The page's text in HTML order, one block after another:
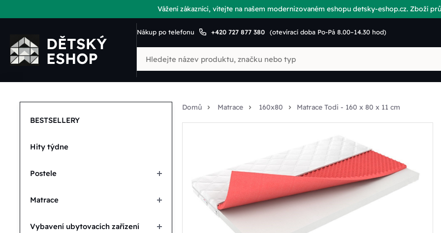
Vážení zákazníci, vítejte na našem modernizovaném eshopu detsky-eshop.cz. Zboží
Nákup po telefonu +420 727 877 380 (otevírací doba Po-Pá 8.00–14.30 hod)
BESTSELLERY
Hity týdne
Postele
Matrace
Vybavení ubytovacích zařízení
Domů Matrace 160x80 Matrace Todi - 160 x 80 x 11 cm